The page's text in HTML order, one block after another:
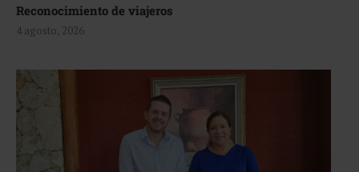
Reconocimiento de viajeros
4 agosto, 2026